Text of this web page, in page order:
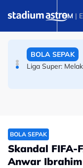
BM |
Badminton
BOLA SEPAK
Liga Super:
BOLA SEPAK
Skandal FIFA-
Anwar Ibrahim